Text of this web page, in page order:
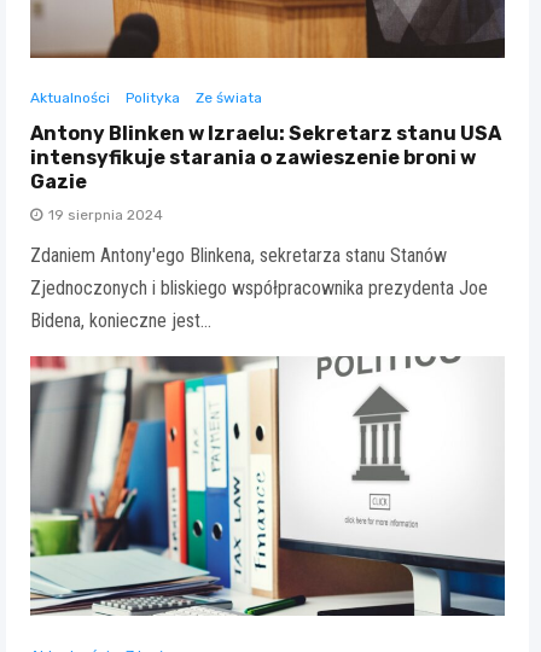
Aktualności Polityka Ze świata
Antony Blinken w Izraelu: Sekretarz stanu USA
intensyfikuje starania o zawieszenie broni w
Gazie
19 sierpnia 2024
Zdaniem Antony'ego Blinkena, sekretarza stanu Stanów
Zjednoczonych i bliskiego współpracownika prezydenta Joe
Bidena, konieczne jest…